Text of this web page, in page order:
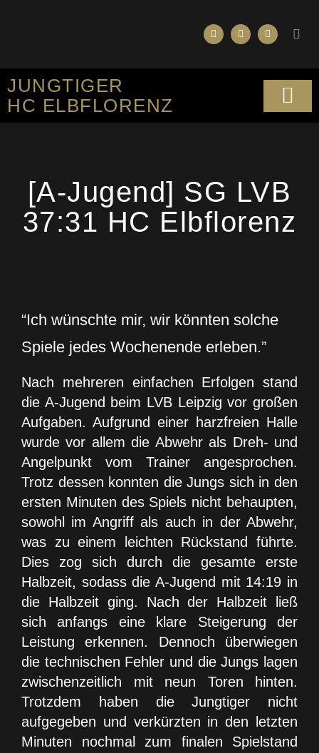
JUNGTIGER
HC ELBFLORENZ
[A-Jugend] SG LVB
37:31 HC Elbflorenz
“Ich wünschte mir, wir könnten solche
Spiele jedes Wochenende erleben.”
Nach mehreren einfachen Erfolgen stand
die A-Jugend beim LVB Leipzig vor großen
Aufgaben. Aufgrund einer harzfreien Halle
wurde vor allem die Abwehr als Dreh- und
Angelpunkt vom Trainer angesprochen.
Trotz dessen konnten die Jungs sich in den
ersten Minuten des Spiels nicht behaupten,
sowohl im Angriff als auch in der Abwehr,
was zu einem leichten Rückstand führte.
Dies zog sich durch die gesamte erste
Halbzeit, sodass die A-Jugend mit 14:19 in
die Halbzeit ging. Nach der Halbzeit ließ
sich anfangs eine klare Steigerung der
Leistung erkennen. Dennoch überwiegen
die technischen Fehler und die Jungs lagen
zwischenzeitlich mit neun Toren hinten.
Trotzdem haben die Jungtiger nicht
aufgegeben und verkürzten in den letzten
Minuten nochmal zum finalen Spielstand